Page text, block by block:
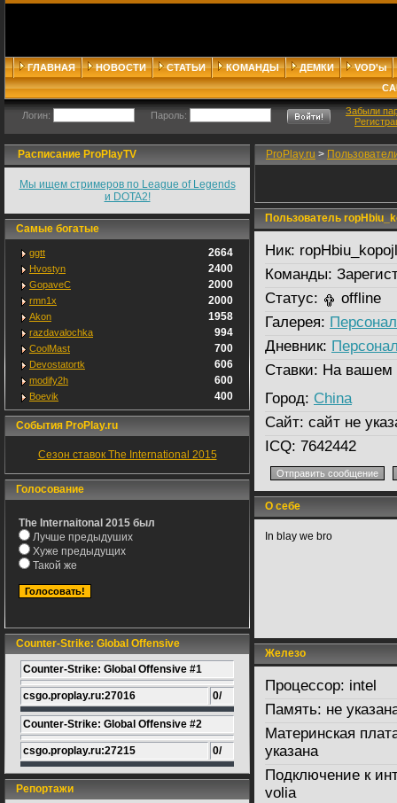
ГЛАВНАЯ НОВОСТИ СТАТЬИ КОМАНДЫ ДЕМКИ
VOD'ы
Логин: Пароль:
Забыли
Расписание ProPlayTV
Мы ищем стримеров по League of Legends
и DOTA2!
Самые богатые
ggtt 2664
Hvostyn 2400
GopaveC 2000
rmn1x 2000
Akon 1958
razdavalochka 994
CoolMast 700
Devostatortk 606
modify2h 600
Boevik 400
События ProPlay.ru
Сезон ставок The International 2015
Голосование
The Internaitonal 2015 был
Лучше предыдуших
Хуже предыдущих
Такой же
Counter-Strike: Global Offensive
Counter-Strike: Global Offensive #1
csgo.proplay.ru:27016 0/
Counter-Strike: Global Offensive #2
csgo.proplay.ru:27215 0/
Репортажи
ProPlay.ru >
Пользователь
Ник:
Команды:
Статус:
offline
Галерея:
Дневник:
Ставки: На вашем
Город: China
Сайт: сайт не
ICQ: 7642442
О себе
In blay we bro
Железо
Процессор: intel
Память: не
Материнская
указана
Подключение к
volia